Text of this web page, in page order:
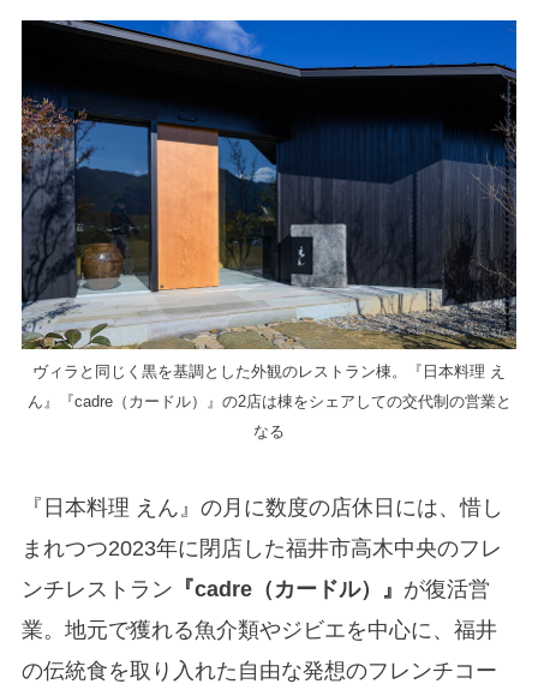
ヴィラと同じく黒を基調とした外観のレストラン棟。『日本料理 え
ん』『cadre（カードル）』の2店は棟をシェアしての交代制の営業と
なる
『日本料理 えん』の月に数度の店休日には、惜し
まれつつ2023年に閉店した福井市高木中央のフレ
ンチレストラン 『cadre（カードル）』 が復活営
業。地元で獲れる魚介類やジビエを中心に、福井
の伝統食を取り入れた自由な発想のフレンチコー